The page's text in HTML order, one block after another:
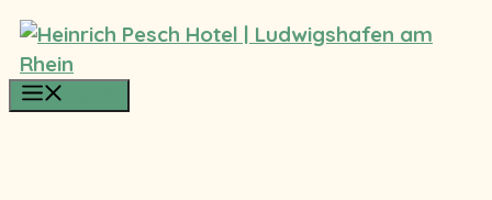
Zum
Inhalt
springen